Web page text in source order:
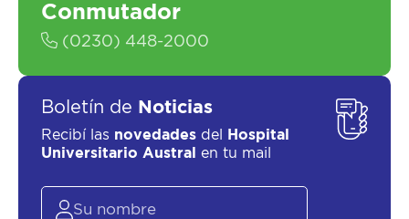
SOLICITAR UN ASESOR
Conmutador
(0230) 448-2000
Boletín de Noticias
Recibí las novedades del
Hospital
Universitario Austral
en tu mail